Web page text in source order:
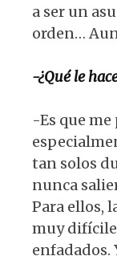
a ser un
orden…
-¿Qué le
-Es que
tan solos
nunca
Para ellos,
muy
enfadados.